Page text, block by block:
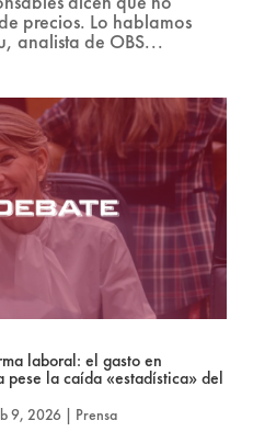
precios. Lo hablamos
analista de OBS...
laboral: el gasto en
pese la caída «estadística» del
9, 2026| Prensa